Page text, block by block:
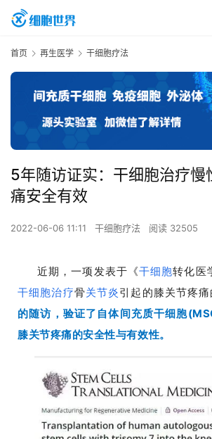
首页 再生医学 干细胞疗法
5年随访证实：干细胞治疗慢
痛安全有效
2022-06-06 11:11 干细胞疗法 阅读 32505
近期，一项发表于《干细胞转化医
干细胞治疗骨关节炎引起的膝关节疼
的随访，验证了自体间充质干细胞
膝关节疼痛的安全性与有效性。